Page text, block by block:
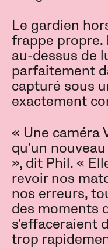
Le gardien
frappe propre.
au-dessus de
parfaitement
capturé sous
exactement
« Une caméra
qu'un
», dit Phil. «
revoir nos
nos erreurs,
des moments
s'effaceraient
trop